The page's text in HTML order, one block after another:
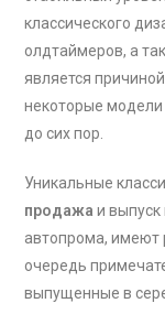
классического
олдтаймеров, а
является
некоторые
до сих пор.
Уникальные
продажа и выпуск
автопрома, имеют
очередь
выпущенные в